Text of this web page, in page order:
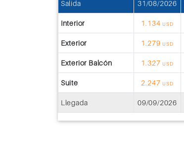
Salida 31/08/2026
Interior 1.134 USD
Exterior 1.279 USD
Exterior Balcón 1.327 USD
Suite 2.247 USD
Llegada 09/09/2026